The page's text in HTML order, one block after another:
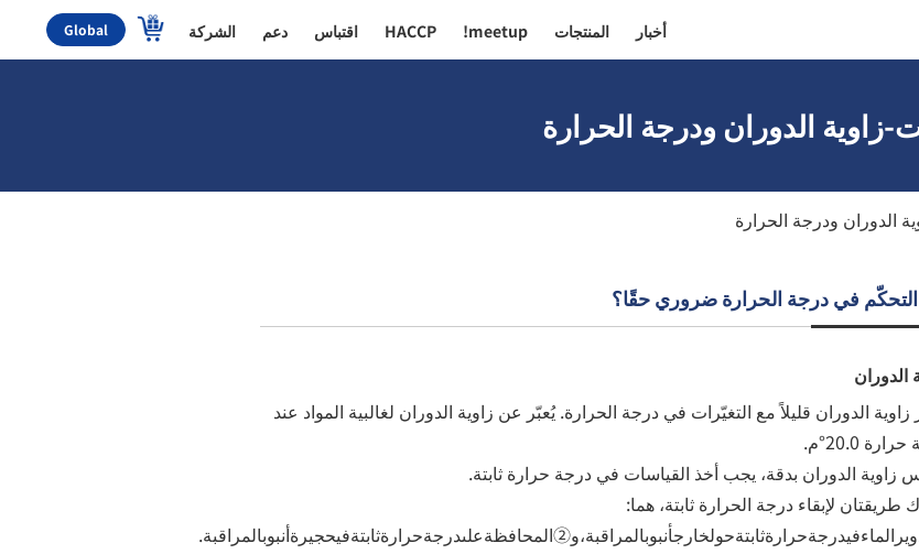
أخبار المنتجات meetup!
HACCP اقتباس دعم الشركة Global
زاوية الدوران ودرجة الحرارة
الدوران ودرجة الحرارة
في درجة الحرارة ضروري حقًا؟
الدوران
زاوية الدوران قليلاً مع التغيّرات في درجة الحرارة. يُعبّر عن زاوية الدوران لغالبية المواد عند
20.0°م.
زاوية الدوران بدقة، يجب أخذ القياسات في درجة حرارة ثابتة.
طريقتان لإبقاء درجة الحرارة ثابتة، هما: